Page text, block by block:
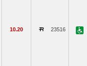
10.20 23516